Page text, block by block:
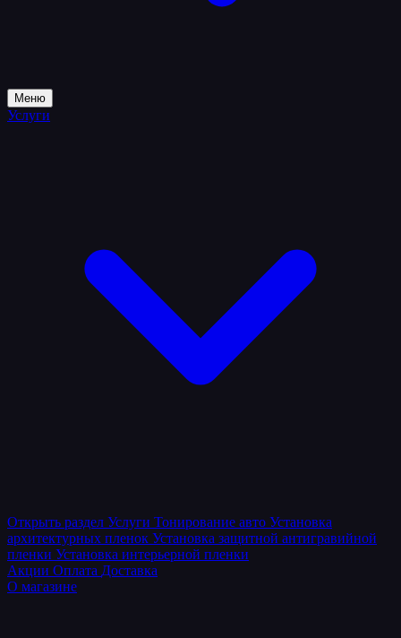
Меню
Услуги
Открыть раздел Услуги Тонирование авто Установка
архитектурных пленок Установка защитной антигравийной
пленки Установка интерьерной пленки
Акции Оплата Доставка
О магазине